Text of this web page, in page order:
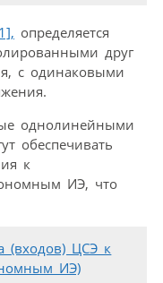
определяется
друг
с одинаковыми
однолинейными
обеспечивать
к
ИЭ, что